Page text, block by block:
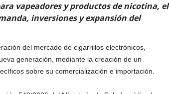
vapeadores y productos de nicotina, el
inversiones y expansión del
del mercado de cigarrillos electrónicos,
generación, mediante la creación de un
sobre su comercialización e importación.